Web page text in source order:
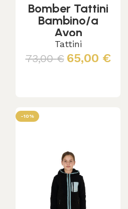
Bomber Tattini
Bambino/a
Avon
Tattini
73,00€ 65,00 €
-10%